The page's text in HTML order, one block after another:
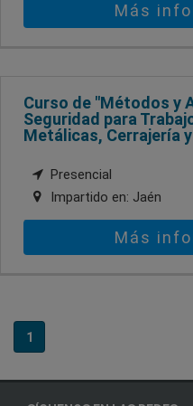
Más
Curso de "Métodos y
Seguridad para
Metálicas, Cerrajería
Presencial
Impartido en: Jaén
Más
1